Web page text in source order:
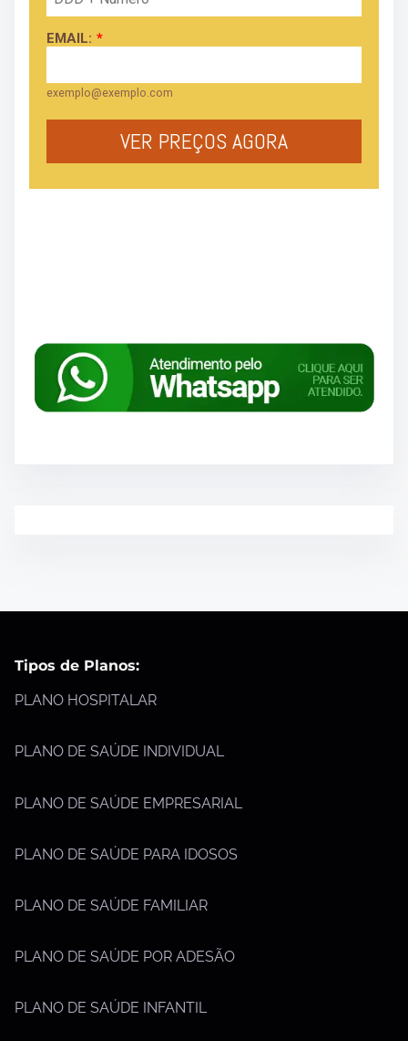
Tipos de Planos:
PLANO HOSPITALAR
PLANO DE SAÚDE INDIVIDUAL
PLANO DE SAÚDE EMPRESARIAL
PLANO DE SAÚDE PARA IDOSOS
PLANO DE SAÚDE FAMILIAR
PLANO DE SAÚDE POR ADESÃO
PLANO DE SAÚDE INFANTIL